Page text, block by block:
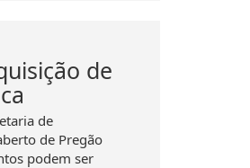
de
de
de Pregão
podem ser